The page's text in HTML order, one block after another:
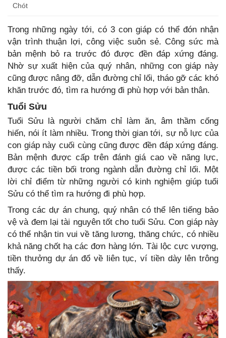
Chót
Trong những ngày tới, có 3 con giáp có thể đón nhận
vận trình thuận lợi, công việc suôn sẻ. Công sức mà
bản mệnh bỏ ra trước đó được đền đáp xứng đáng.
Nhờ sự xuất hiện của quý nhân, những con giáp này
cũng được nâng đỡ, dẫn đường chỉ lối, tháo gỡ các khó
khăn trước đó, tìm ra hướng đi phù hợp với bản thân.
Tuổi Sửu
Tuổi Sửu là người chăm chỉ làm ăn, âm thầm cống
hiến, nói ít làm nhiều. Trong thời gian tới, sự nỗ lực của
con giáp này cuối cùng cũng được đền đáp xứng đáng.
Bản mệnh được cấp trên đánh giá cao về năng lực,
được các tiền bối trong ngành dẫn đường chỉ lối. Một
lời chỉ điểm từ những người có kinh nghiệm giúp tuổi
Sửu có thể tìm ra hướng đi phù hợp.
Trong các dự án chung, quý nhân có thể lên tiếng bảo
vệ và đem lại tài nguyên tốt cho tuổi Sửu. Con giáp này
có thể nhận tin vui về tăng lương, thăng chức, có nhiều
khả năng chốt hạ các đơn hàng lớn. Tài lộc cực vượng,
tiền thưởng dự án đổ về liên tục, ví tiền dày lên trông
thấy.